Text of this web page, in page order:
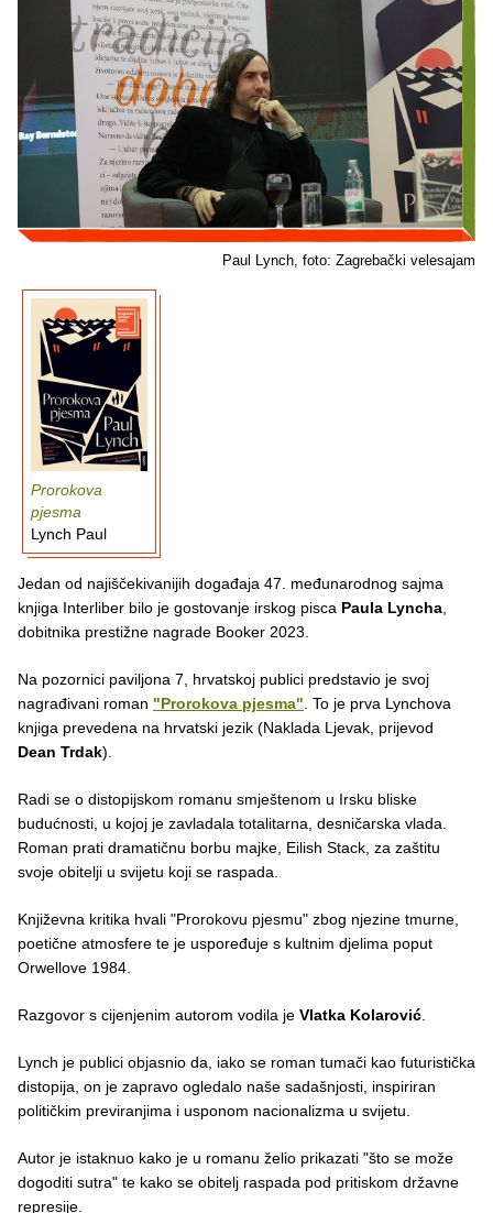
Paul Lynch, foto: Zagrebački velesajam
Prorokova
pjesma
Lynch Paul
Jedan od najiščekivanijih događaja 47. međunarodnog sajma
knjiga Interliber bilo je gostovanje irskog pisca Paula Lyncha,
dobitnika prestižne nagrade Booker 2023.
Na pozornici paviljona 7, hrvatskoj publici predstavio je svoj
nagrađivani roman "Prorokova pjesma". To je prva Lynchova
knjiga prevedena na hrvatski jezik (Naklada Ljevak, prijevod
Dean Trdak).
Radi se o distopijskom romanu smještenom u Irsku bliske
budućnosti, u kojoj je zavladala totalitarna, desničarska vlada.
Roman prati dramatičnu borbu majke, Eilish Stack, za zaštitu
svoje obitelji u svijetu koji se raspada.
Književna kritika hvali "Prorokovu pjesmu" zbog njezine tmurne,
poetične atmosfere te je uspoređuje s kultnim djelima poput
Orwellove 1984.
Razgovor s cijenjenim autorom vodila je Vlatka Kolarović.
Lynch je publici objasnio da, iako se roman tumači kao futuristička
distopija, on je zapravo ogledalo naše sadašnjosti, inspiriran
političkim previranjima i usponom nacionalizma u svijetu.
Autor je istaknuo kako je u romanu želio prikazati "što se može
dogoditi sutra" te kako se obitelj raspada pod pritiskom državne
represije.